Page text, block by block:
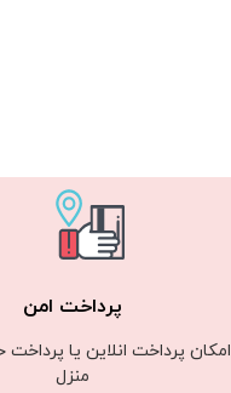
پرداخت امن
امکان پرداخت انلاین یا
منزل